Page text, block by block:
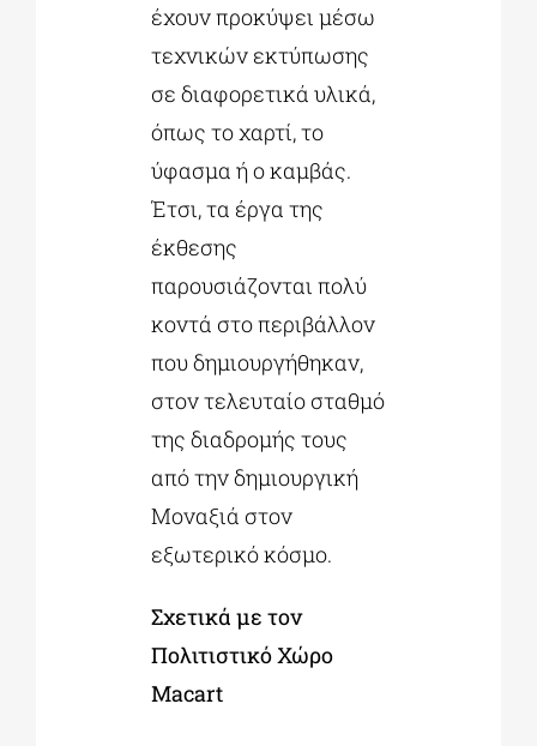
έχουν προκύψει μέσω
τεχνικών εκτύπωσης
σε διαφορετικά υλικά,
όπως το χαρτί, το
ύφασμα ή ο καμβάς.
Έτσι, τα έργα της
έκθεσης
παρουσιάζονται πολύ
κοντά στο περιβάλλον
που δημιουργήθηκαν,
στον τελευταίο σταθμό
της διαδρομής τους
από την δημιουργική
Μοναξιά στον
εξωτερικό κόσμο.
Σχετικά με τον
Πολιτιστικό Χώρο
Macart